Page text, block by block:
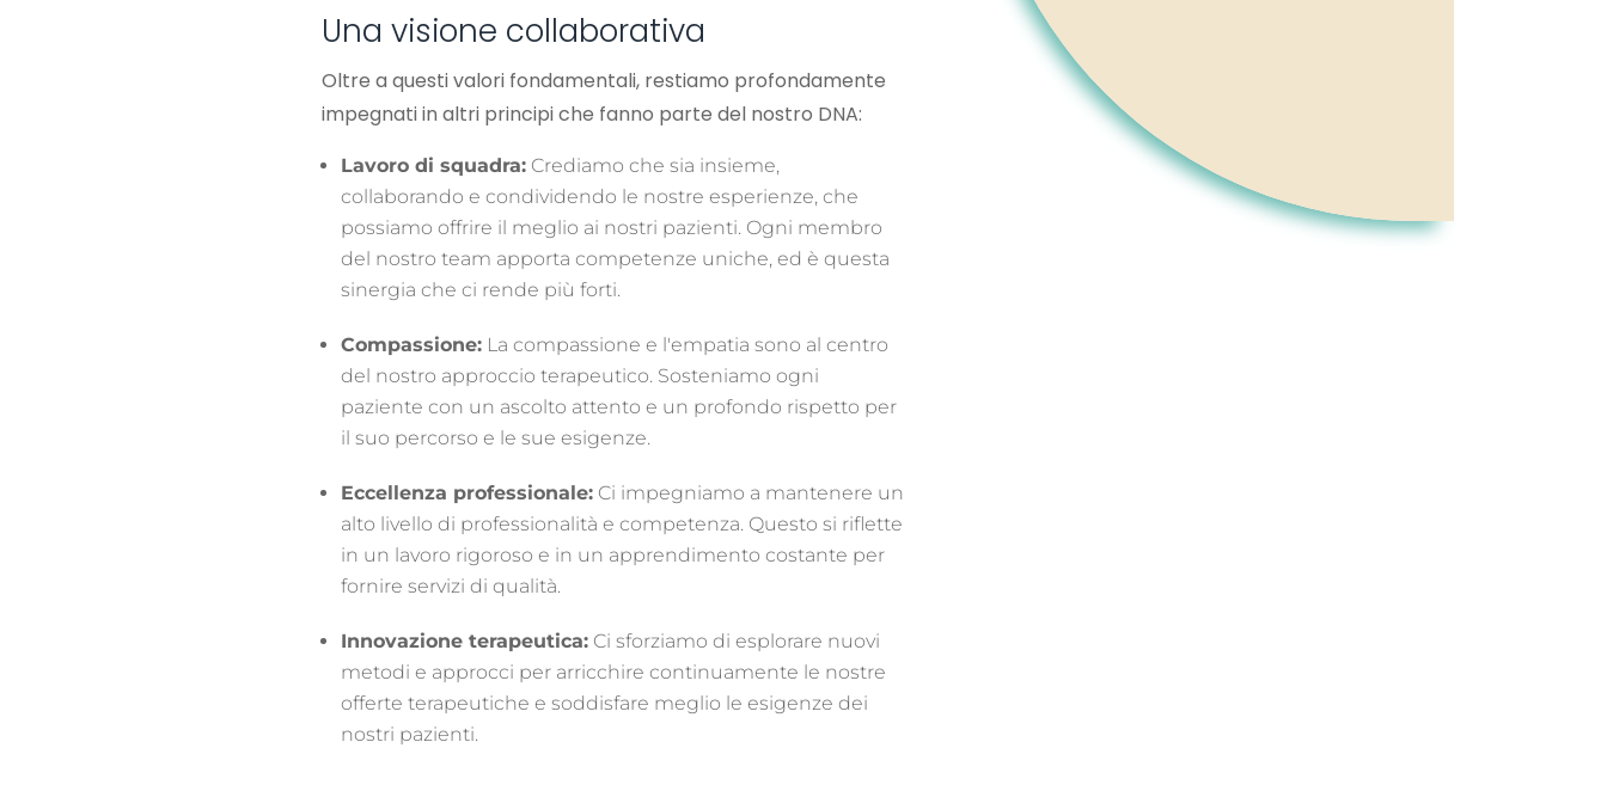
Una visione collaborativa
Oltre a questi valori fondamentali, restiamo profondamente
impegnati in altri principi che fanno parte del nostro DNA:
Lavoro di squadra: Crediamo che sia insieme,
collaborando e condividendo le nostre esperienze, che
possiamo offrire il meglio ai nostri pazienti. Ogni membro
del nostro team apporta competenze uniche, ed è questa
sinergia che ci rende più forti.
Compassione: La compassione e l'empatia sono al centro
del nostro approccio terapeutico. Sosteniamo ogni
paziente con un ascolto attento e un profondo rispetto per
il suo percorso e le sue esigenze.
Eccellenza professionale: Ci impegniamo a mantenere un
alto livello di professionalità e competenza. Questo si riflette
in un lavoro rigoroso e in un apprendimento costante per
fornire servizi di qualità.
Innovazione terapeutica: Ci sforziamo di esplorare nuovi
metodi e approcci per arricchire continuamente le nostre
offerte terapeutiche e soddisfare meglio le esigenze dei
nostri pazienti.